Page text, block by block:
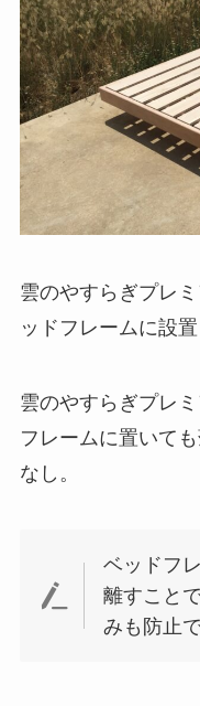
雲のやすらぎプレ
ッドフレームに設
雲のやすらぎプレ
フレームに置いて
なし。
ベッドフ
離すこと
みも防止